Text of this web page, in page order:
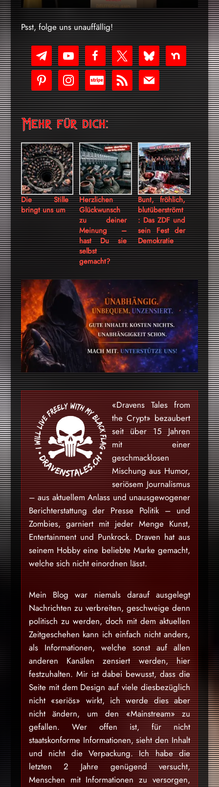
Psst, folge uns unauffällig!
telegramyoutube-
play
facebookx blueskynextdoor
pinterestinstagram
cc-
stripe
rss mail
Mehr für dich:
Die Stille
bringt uns um
Herzlichen
Glückwunsch
zu deiner
Meinung –
hast Du sie
selbst
gemacht?
Bunt, fröhlich,
blutüberströmt
: Das ZDF und
sein Fest der
Demokratie
«Dravens Tales from
the Crypt» bezaubert
seit über 15 Jahren
mit einer
geschmacklosen
Mischung aus Humor,
seriösem Journalismus
– aus aktuellem Anlass und unausgewogener
Berichterstattung der Presse Politik – und
Zombies, garniert mit jeder Menge Kunst,
Entertainment und Punkrock. Draven hat aus
seinem Hobby eine beliebte Marke gemacht,
welche sich nicht einordnen lässt.
Mein Blog war niemals darauf ausgelegt
Nachrichten zu verbreiten, geschweige denn
politisch zu werden, doch mit dem aktuellen
Zeitgeschehen kann ich einfach nicht anders,
als Informationen, welche sonst auf allen
anderen Kanälen zensiert werden, hier
festzuhalten. Mir ist dabei bewusst, dass die
Seite mit dem Design auf viele diesbezüglich
nicht «seriös» wirkt, ich werde dies aber
nicht ändern, um den «Mainstream» zu
gefallen. Wer offen ist, für nicht
staatskonforme Informationen, sieht den Inhalt
und nicht die Verpackung. Ich habe die
letzten 2 Jahre genügend versucht,
Menschen mit Informationen zu versorgen,